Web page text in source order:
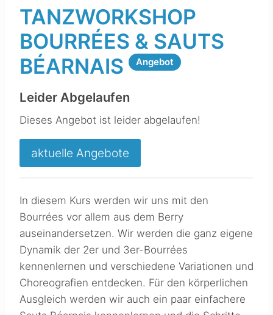
TANZWORKSHOP
BOURRÉES & SAUTS
BÉARNAIS
Angebot
Leider Abgelaufen
Dieses Angebot ist leider abgelaufen!
aktuelle Angebote
In diesem Kurs werden wir uns mit den
Bourrées vor allem aus dem Berry
auseinandersetzen. Wir werden die ganz eigene
Dynamik der 2er und 3er-Bourrées
kennenlernen und verschiedene Variationen und
Choreografien entdecken. Für den körperlichen
Ausgleich werden wir auch ein paar einfachere